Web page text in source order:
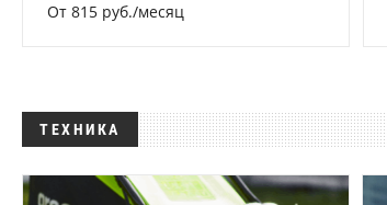
От 815 руб./месяц
ТЕХНИКА